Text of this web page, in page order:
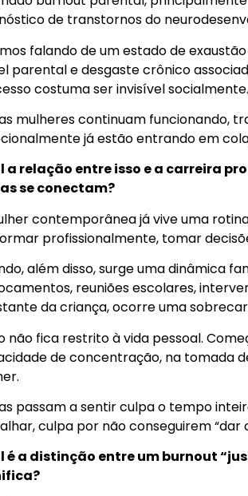
de transtornos do
falando de um estado de
parental e desgaste crônico
costuma ser invisível socialmente.
mulheres continuam funcionando,
já estão entrando em
a relação entre isso e a carreira
se conectam?
contemporânea já vive uma
profissionalmente, tomar
além disso, surge uma dinâmica
reuniões escolares,
da criança, ocorre uma
não fica restrito à vida pessoal.
de concentração, na tomada
passam a sentir culpa o tempo
culpa por não conseguirem “dar
é a distinção entre um burnout